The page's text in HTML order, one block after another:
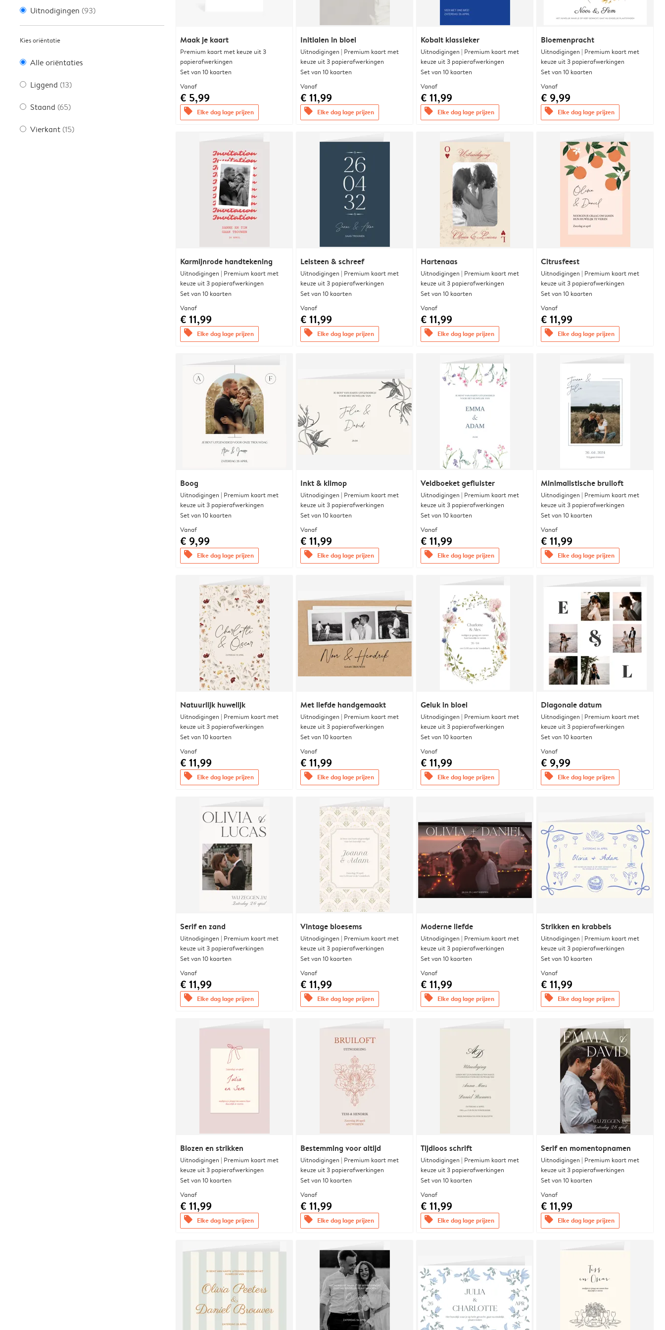
Uitnodigingen (93)
Kies oriëntatie
Alle oriëntaties
Liggend (13)
Staand (65)
Vierkant (15)
Maak je kaart
Premium kaart met keuze uit 3
papierafwerkingen
Set van 10 kaarten
Vanaf
€ 5,99
offers Elke dag lage prijzen
Initialen in bloei
Uitnodigingen | Premium kaart met
keuze uit 3 papierafwerkingen
Set van 10 kaarten
Vanaf
€ 11,99
offers Elke dag lage prijzen
Kobalt klassieker
Uitnodigingen | Premium kaart met
keuze uit 3 papierafwerkingen
Set van 10 kaarten
Vanaf
€ 11,99
offers Elke dag lage prijzen
Bloemenpracht
Uitnodigingen | Premium kaart met
keuze uit 3 papierafwerkingen
Set van 10 kaarten
Vanaf
€ 9,99
offers Elke dag lage prijzen
Karmijnrode handtekening
Uitnodigingen | Premium kaart met
keuze uit 3 papierafwerkingen
Set van 10 kaarten
Vanaf
€ 11,99
offers Elke dag lage prijzen
Leisteen & schreef
Uitnodigingen | Premium kaart met
keuze uit 3 papierafwerkingen
Set van 10 kaarten
Vanaf
€ 11,99
offers Elke dag lage prijzen
Hartenaas
Uitnodigingen | Premium kaart met
keuze uit 3 papierafwerkingen
Set van 10 kaarten
Vanaf
€ 11,99
offers Elke dag lage prijzen
Citrusfeest
Uitnodigingen | Premium kaart met
keuze uit 3 papierafwerkingen
Set van 10 kaarten
Vanaf
€ 11,99
offers Elke dag lage prijzen
Boog
Uitnodigingen | Premium kaart met
keuze uit 3 papierafwerkingen
Set van 10 kaarten
Vanaf
€ 9,99
offers Elke dag lage prijzen
Inkt & klimop
Uitnodigingen | Premium kaart met
keuze uit 3 papierafwerkingen
Set van 10 kaarten
Vanaf
€ 11,99
offers Elke dag lage prijzen
Veldboeket gefluister
Uitnodigingen | Premium kaart met
keuze uit 3 papierafwerkingen
Set van 10 kaarten
Vanaf
€ 11,99
offers Elke dag lage prijzen
Minimalistische bruiloft
Uitnodigingen | Premium kaart met
keuze uit 3 papierafwerkingen
Set van 10 kaarten
Vanaf
€ 11,99
offers Elke dag lage prijzen
Natuurlijk huwelijk
Uitnodigingen | Premium kaart met
keuze uit 3 papierafwerkingen
Set van 10 kaarten
Vanaf
€ 11,99
offers Elke dag lage prijzen
Met liefde handgemaakt
Uitnodigingen | Premium kaart met
keuze uit 3 papierafwerkingen
Set van 10 kaarten
Vanaf
€ 11,99
offers Elke dag lage prijzen
Geluk in bloei
Uitnodigingen | Premium kaart met
keuze uit 3 papierafwerkingen
Set van 10 kaarten
Vanaf
€ 11,99
offers Elke dag lage prijzen
Diagonale datum
Uitnodigingen | Premium kaart met
keuze uit 3 papierafwerkingen
Set van 10 kaarten
Vanaf
€ 9,99
offers Elke dag lage prijzen
Serif en zand
Uitnodigingen | Premium kaart met
keuze uit 3 papierafwerkingen
Set van 10 kaarten
Vanaf
€ 11,99
offers Elke dag lage prijzen
Vintage bloesems
Uitnodigingen | Premium kaart met
keuze uit 3 papierafwerkingen
Set van 10 kaarten
Vanaf
€ 11,99
offers Elke dag lage prijzen
Moderne liefde
Uitnodigingen | Premium kaart met
keuze uit 3 papierafwerkingen
Set van 10 kaarten
Vanaf
€ 11,99
offers Elke dag lage prijzen
Strikken en krabbels
Uitnodigingen | Premium kaart met
keuze uit 3 papierafwerkingen
Set van 10 kaarten
Vanaf
€ 11,99
offers Elke dag lage prijzen
Blozen en strikken
Uitnodigingen | Premium kaart met
keuze uit 3 papierafwerkingen
Set van 10 kaarten
Vanaf
€ 11,99
offers Elke dag lage prijzen
Bestemming voor altijd
Uitnodigingen | Premium kaart met
keuze uit 3 papierafwerkingen
Set van 10 kaarten
Vanaf
€ 11,99
offers Elke dag lage prijzen
Tijdloos schrift
Uitnodigingen | Premium kaart met
keuze uit 3 papierafwerkingen
Set van 10 kaarten
Vanaf
€ 11,99
offers Elke dag lage prijzen
Serif en momentopnamen
Uitnodigingen | Premium kaart met
keuze uit 3 papierafwerkingen
Set van 10 kaarten
Vanaf
€ 11,99
offers Elke dag lage prijzen